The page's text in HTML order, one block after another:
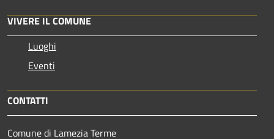
VIVERE IL COMUNE
Luoghi
Eventi
CONTATTI
Comune di Lamezia Terme